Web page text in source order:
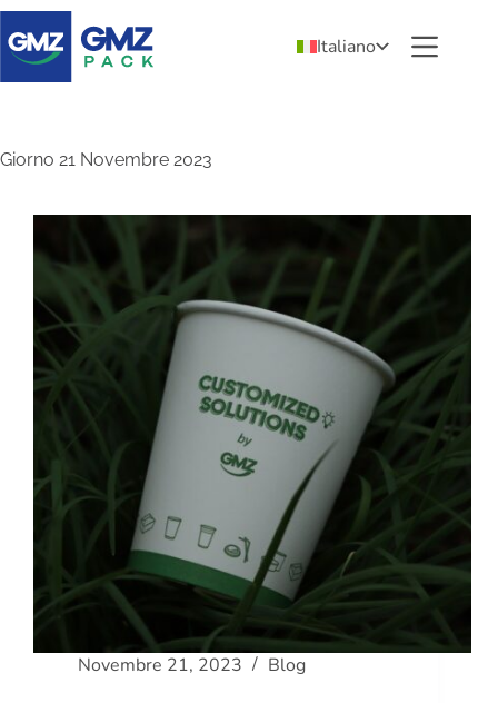
Italiano
Giorno 21 Novembre 2023
Novembre 21, 2023 Blog